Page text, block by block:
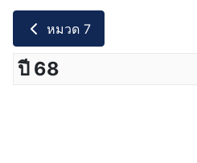
หมวด 7
ปี 68